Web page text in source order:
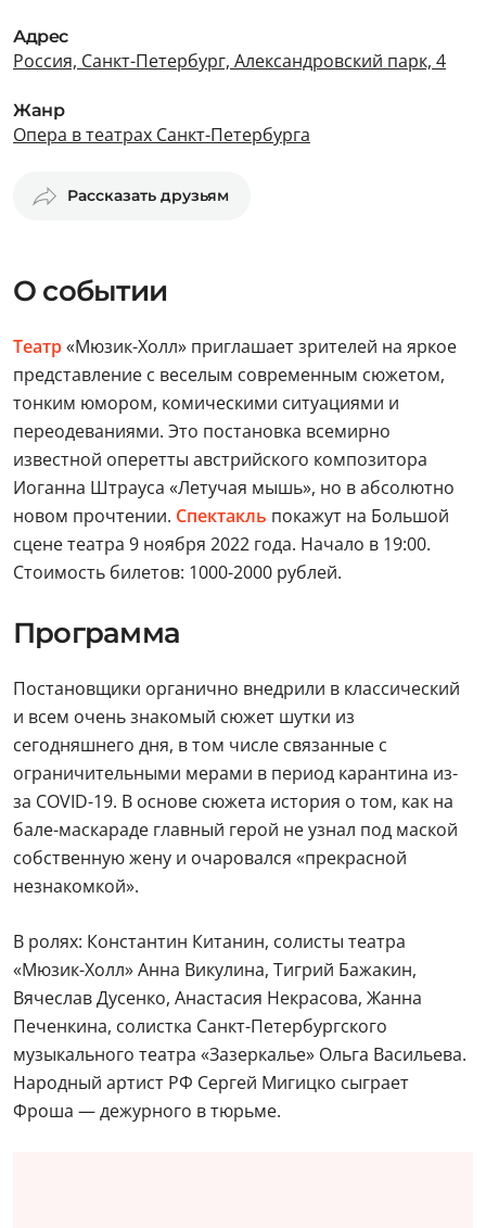
Адрес
Россия, Санкт-Петербург, Александровский парк, 4
Жанр
Опера в театрах Санкт-Петербурга
Рассказать друзьям
О событии
Театр«Мюзик-Холл» приглашает зрителей на яркое
представление с веселым современным сюжетом,
тонким юмором, комическими ситуациями и
переодеваниями. Это постановка всемирно
известной оперетты австрийского композитора
Иоганна Штрауса «Летучая мышь», но в абсолютно
новом прочтении. Спектакль покажут на Большой
сцене театра 9 ноября 2022 года. Начало в 19:00.
Стоимость билетов: 1000-2000 рублей.
Программа
Постановщики органично внедрили в классический
и всем очень знакомый сюжет шутки из
сегодняшнего дня, в том числе связанные с
ограничительными мерами в период карантина из-
за COVID-19. В основе сюжета история о том, как на
бале-маскараде главный герой не узнал под маской
собственную жену и очаровался «прекрасной
незнакомкой».
В ролях: Константин Китанин, солисты театра
«Мюзик-Холл» Анна Викулина, Тигрий Бажакин,
Вячеслав Дусенко, Анастасия Некрасова, Жанна
Печенкина, солистка Санкт-Петербургского
музыкального театра «Зазеркалье» Ольга Васильева.
Народный артист РФ Сергей Мигицко сыграет
Фроша — дежурного в тюрьме.